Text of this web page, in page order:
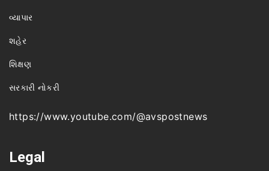
વ્યાપાર
શહેર
શિક્ષણ
સરકારી નોકરી
https://www.youtube.com/@avspostnews
Legal